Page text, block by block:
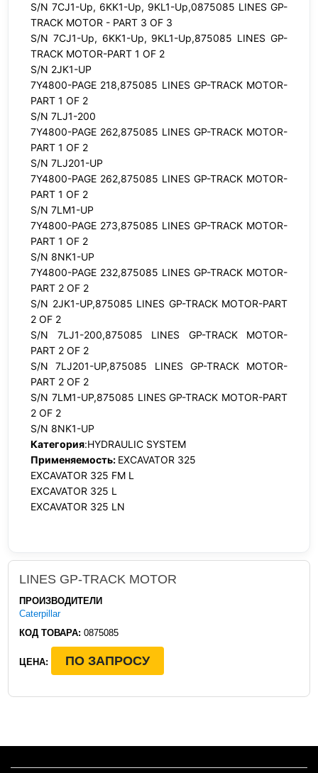
S/N 7CJ1-Up, 6KK1-Up, 9KL1-Up,0875085 LINES GP-
TRACK MOTOR - PART 3 OF 3
S/N 7CJ1-Up, 6KK1-Up, 9KL1-Up,875085 LINES GP-
TRACK MOTOR-PART 1 OF 2
S/N 2JK1-UP
7Y4800-PAGE 218,875085 LINES GP-TRACK MOTOR-
PART 1 OF 2
S/N 7LJ1-200
7Y4800-PAGE 262,875085 LINES GP-TRACK MOTOR-
PART 1 OF 2
S/N 7LJ201-UP
7Y4800-PAGE 262,875085 LINES GP-TRACK MOTOR-
PART 1 OF 2
S/N 7LM1-UP
7Y4800-PAGE 273,875085 LINES GP-TRACK MOTOR-
PART 1 OF 2
S/N 8NK1-UP
7Y4800-PAGE 232,875085 LINES GP-TRACK MOTOR-
PART 2 OF 2
S/N 2JK1-UP,875085 LINES GP-TRACK MOTOR-PART
2 OF 2
S/N 7LJ1-200,875085 LINES GP-TRACK MOTOR-
PART 2 OF 2
S/N 7LJ201-UP,875085 LINES GP-TRACK MOTOR-
PART 2 OF 2
S/N 7LM1-UP,875085 LINES GP-TRACK MOTOR-PART
2 OF 2
S/N 8NK1-UP
Категория:HYDRAULIC SYSTEM
Применяемость: EXCAVATOR 325
EXCAVATOR 325 FM L
EXCAVATOR 325 L
EXCAVATOR 325 LN
LINES GP-TRACK MOTOR
ПРОИЗВОДИТЕЛИ
Caterpillar
КОД ТОВАРА: 0875085
ЦЕНА: ПО ЗАПРОСУ